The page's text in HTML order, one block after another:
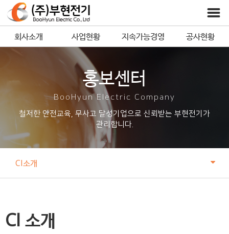
회사소개 사업현황 지속가능경영 공사현황
홍보센터
BooHyun Electric Company
철저한 안전교육, 무사고 달성기업으로 신뢰받는 부현전기가
관리합니다.
CI소개
CI 소개